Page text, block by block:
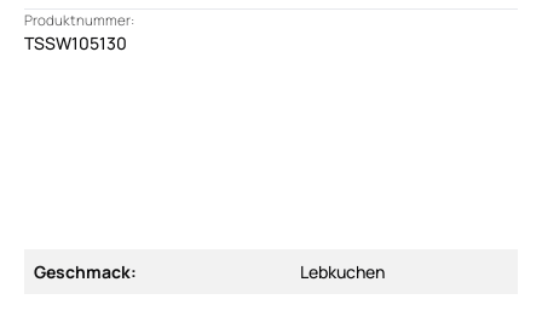
Produktnummer:
TSSW105130
Geschmack: Lebkuchen